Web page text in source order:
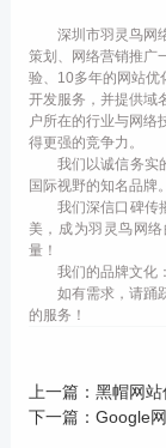
深圳市羽灵鸟网
策划、网络营销推广
验、10多年的网站优
开发服务，并提供域
户所在的行业与网络
得更强的竞争力。
我们以诚信务实
国际视野的知名品牌。
我们深信口碑传
美，成为羽灵鸟网
量！
我们的品牌文化
如有需求，请踊
的服务！
上一篇： 黑帽网
下一篇： Google